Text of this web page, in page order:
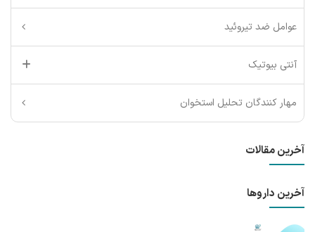
عوامل ضد تیروئید
آنتی بیوتیک
مهار کنندگان تحلیل استخوان
آخرین مقالات
آخرین داروها